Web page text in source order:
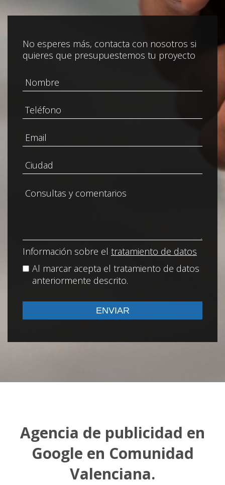
No esperes más, contacta con nosotros si
quieres que presupuestemos tu proyecto
Información sobre el tratamiento de datos
Al marcar acepta el tratamiento de datos
anteriormente descrito.
Agencia de publicidad en
Google en Comunidad
Valenciana.